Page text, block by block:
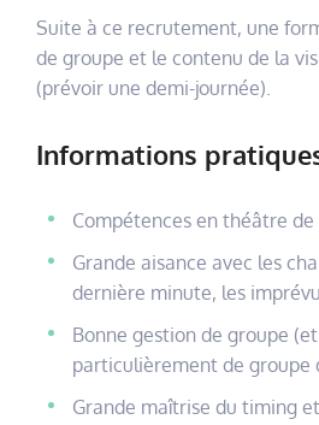
Suite à ce recrutement, une
de groupe et le contenu de la
(prévoir une demi-journée).
Informations
Compétences en théâtre
Grande aisance avec les
dernière minute, les
Bonne gestion de groupe
particulièrement de groupe
Grande maîtrise du timing